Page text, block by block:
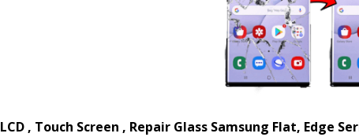
LCD , Touch Screen , Repair Glass Samsung Flat, Edge